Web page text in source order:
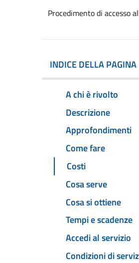
Procedimento di accesso
INDICE DELLA PAGINA
A chi è rivolto
Descrizione
Approfondimenti
Come fare
Costi
Cosa serve
Cosa si ottiene
Tempi e scadenze
Accedi al servizio
Condizioni di